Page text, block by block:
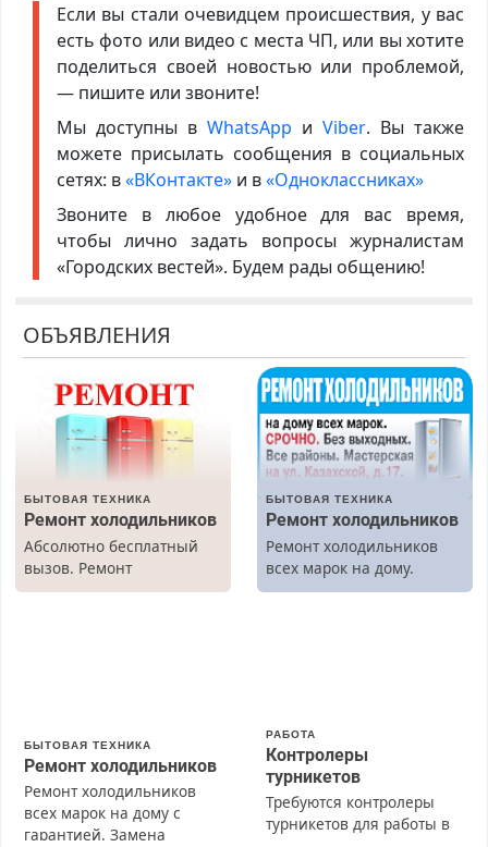
Если вы стали очевидцем происшествия, у вас
есть фото или видео с места ЧП, или вы хотите
поделиться своей новостью или проблемой,
— пишите или звоните!
Мы доступны в WhatsApp иViber. Вы также
можете присылать сообщения в социальных
сетях: в«ВКонтакте»и в«Одноклассниках»
Звоните в любое удобное для вас время,
чтобы лично задать вопросы журналистам
«Городских вестей». Будем рады общению!
ОБЪЯВЛЕНИЯ
БЫТОВАЯ ТЕХНИКА
Ремонт холодильников
Абсолютно бесплатный
вызов. Ремонт
холодильников всех
БЫТОВАЯ ТЕХНИКА
Ремонт холодильников
Ремонт холодильников
всех марок на дому.
БЫТОВАЯ ТЕХНИКА
Ремонт холодильников
Ремонт холодильников
всех марок на дому с
гарантией. Замена
РАБОТА
Контролеры
турникетов
Требуются контролеры
турникетов для работы в